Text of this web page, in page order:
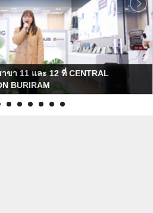
ขา 11 และ 12 ที่ CENTRAL
BURIRAM